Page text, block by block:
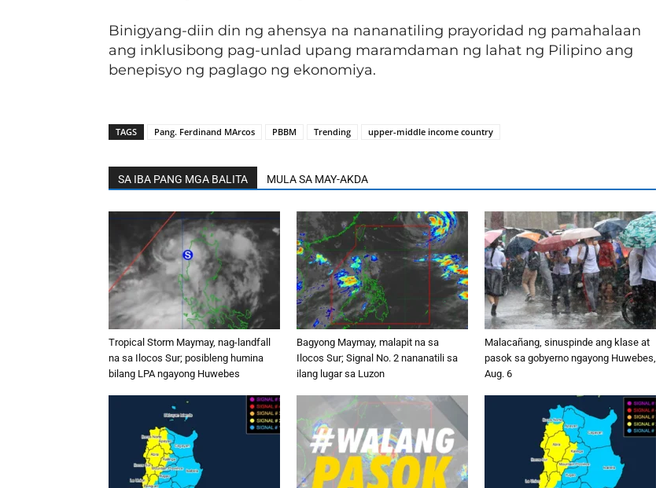
Binigyang-diin din ng ahensya na nananatiling prayoridad ng pamahalaan
ang inklusibong pag-unlad upang maramdaman ng lahat ng Pilipino ang
benepisyo ng paglago ng ekonomiya.
TAGS Pang. Ferdinand MArcos PBBM Trending upper-middle income country
SA IBA PANG MGA BALITA MULA SA MAY-AKDA
Tropical Storm Maymay, nag-landfall
na sa Ilocos Sur; posibleng humina
bilang LPA ngayong Huwebes
Bagyong Maymay, malapit na sa
Ilocos Sur; Signal No. 2 nananatili sa
ilang lugar sa Luzon
Malacañang, sinuspinde ang klase at
pasok sa gobyerno ngayong Huwebes,
Aug. 6